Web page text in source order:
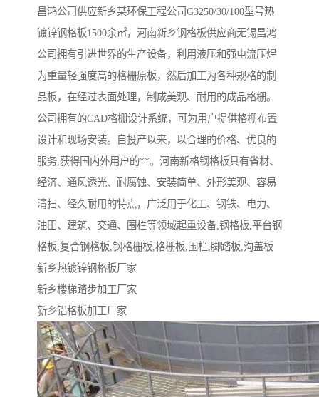
昌鸿公司供应新乡某环保工程公司G3250/30/100型号热
镀锌钢格板1500余㎡，河南新乡钢格板供应商无锡昌鸿
公司拥有引进世界的生产设备，利用液压和强电流压焊
为重量轻强度高的格栅原板，然后加工为各种规格的制
品板，在经过表面处理，制成美观、耐用的成品格栅。
公司拥有的CAD格栅设计系统，可为用户提供格栅布置
设计和现场安装。自投产以来，以合理的价格、优良的
服务,获得国内外用户的**。河南新格钢格板具有省材、
经济、通风透光、耐腐蚀、安装简单、外形美观、容易
清扫、经久耐用的特点，广泛用于化工、钢铁、电力、
油田、建筑、交通、围栏等领域起重设备,钢格板,平台钢
格板,复合钢格板,钢格栅板,格栅板,围栏,脚踏板,沟盖板
新乡热镀锌钢格板厂家
新乡楼梯踏步加工厂家
新乡铝格板加工厂家